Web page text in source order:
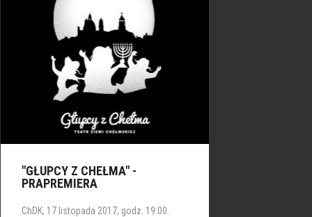
"GŁUPCY Z CHEŁMA" -
PRAPREMIERA
ChDK, 17 listopada 2017, godz. 19:00.